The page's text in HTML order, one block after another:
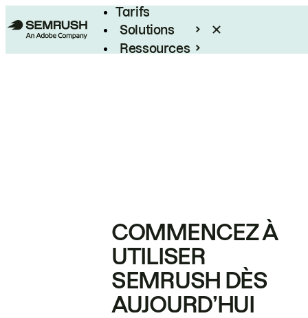
Tarifs
Solutions
Ressources
COMMENCEZ À
UTILISER
SEMRUSH DÈS
AUJOURD’HUI